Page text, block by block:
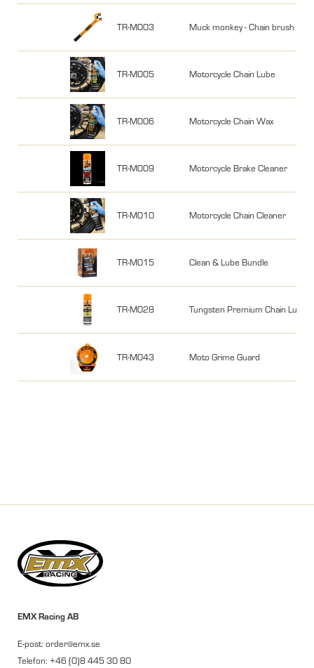
TR-M003 Muck monkey - Chain brush
TR-M005 Motorcycle Chain Lube
TR-M006 Motorcycle Chain Wax
TR-M009 Motorcycle Brake Cleaner
TR-M010 Motorcycle Chain Cleaner
TR-M015 Clean & Lube Bundle
TR-M028 Tungsten Premium Chain Lube
TR-M043 Moto Grime Guard
EMX Racing AB
E-post: order@emx.se
Telefon: +46 (0)8 445 30 80